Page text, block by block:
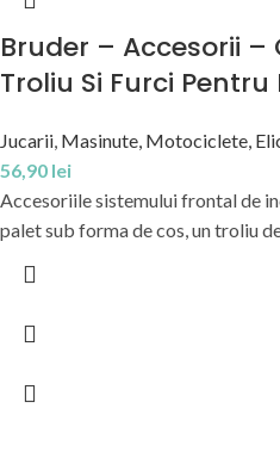
Bruder – Accesorii –
Troliu Si Furci
Jucarii, Masinute, Motociclete,
56,90 lei
Accesoriile sistemului frontal de
palet sub forma de cos, un troliu